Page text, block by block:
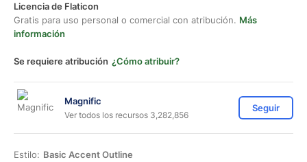
Licencia de Flaticon
Gratis para uso personal o comercial con atribución. Más
información
Se requiere atribución ¿Cómo atribuir?
Magnific
Ver todos los recursos 3,282,856
Seguir
Estilo: Basic Accent Outline